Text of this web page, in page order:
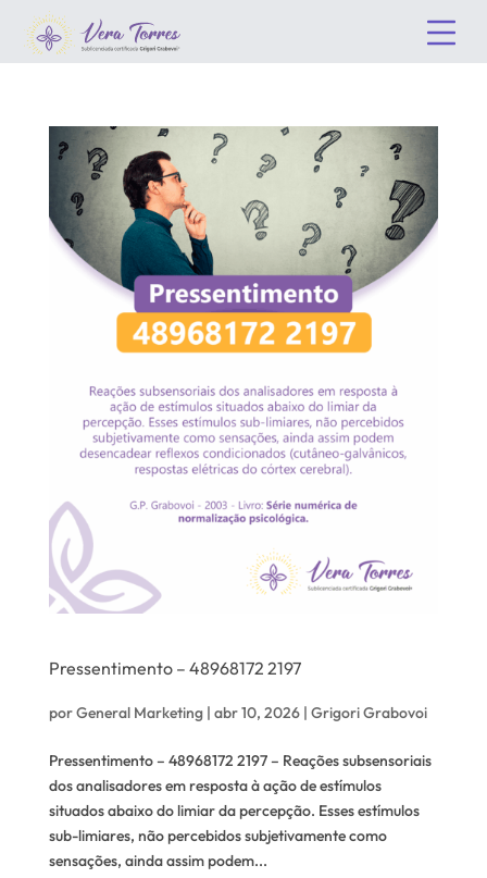
Pressentimento – 48968172 2197
porGeneral Marketing| abr 10, 2026| Grigori Grabovoi
Pressentimento – 48968172 2197 – Reações subsensoriais
dos analisadores em resposta à ação de estímulos
situados abaixo do limiar da percepção. Esses estímulos
sub-limiares, não percebidos subjetivamente como
sensações, ainda assim podem...